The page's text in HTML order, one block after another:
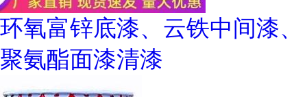
环氧富锌底漆、云铁中间漆、
聚氨酯面漆清漆